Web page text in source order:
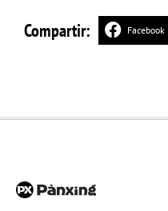
Compartir: Facebook